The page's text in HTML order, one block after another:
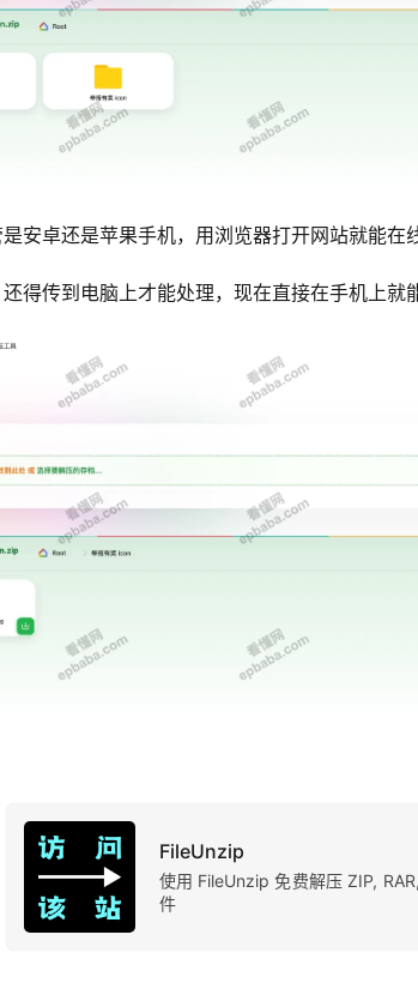
安卓还是苹果手机，用浏览器打开网站就能在
得传到电脑上才能处理，现在直接在手机上就
FileUnzip
使用 FileUnzip 免费解压 ZIP,
件